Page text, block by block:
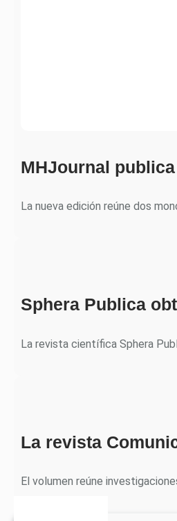
MHJournal
La nueva edición reúne dos
Sphera Publica
La revista científica Sphera
La revista
El volumen reúne